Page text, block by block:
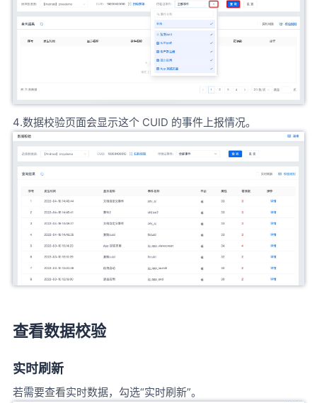
4.数据校验页面会显示这个 CUID 的事件上报情况。
查看数据校验
实时刷新
若需要查看实时数据，勾选“实时刷新”。